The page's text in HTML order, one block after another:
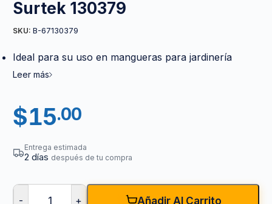
Surtek 130379
SKU: B-67130379
Ideal para su uso en mangueras para jardinería
Leer más
$15.00
Entrega estimada
2 días después de tu compra
- + Añadir Al Carrito